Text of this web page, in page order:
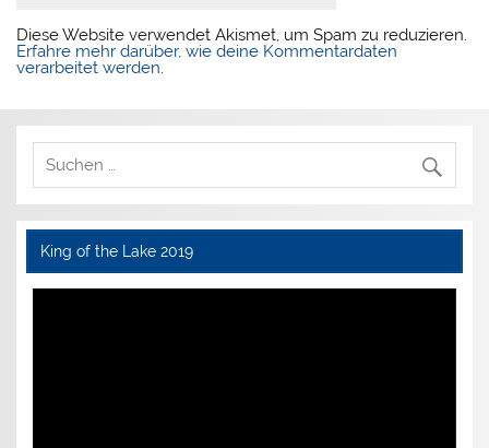
Diese Website verwendet Akismet, um Spam zu reduzieren.
Erfahre mehr darüber, wie deine Kommentardaten
verarbeitet werden
King of the Lake 2019
Video-